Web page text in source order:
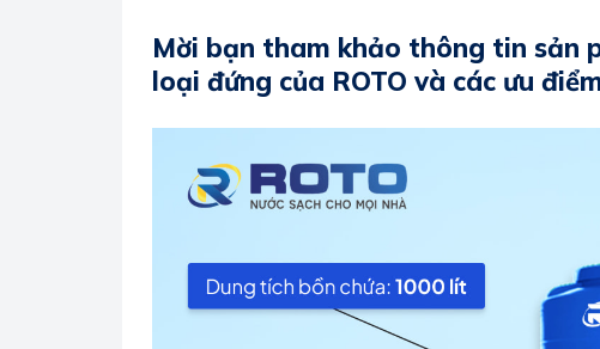
Mời bạn tham khảo thông tin sản
loại đứng của ROTO và các ưu